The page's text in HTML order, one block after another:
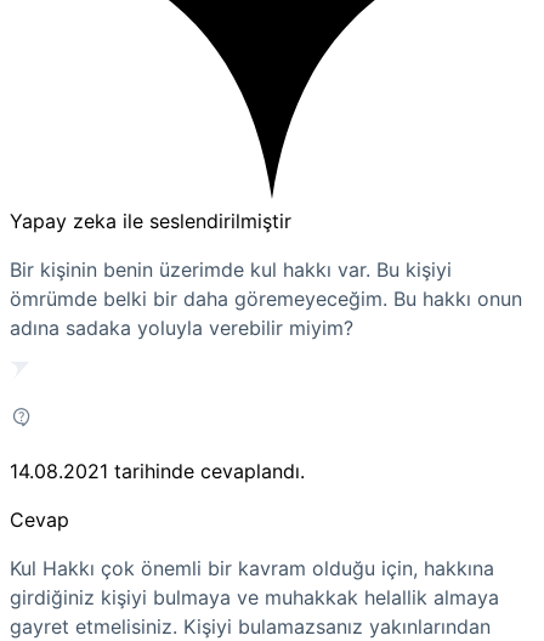
Yapay zeka ile seslendirilmiştir
Bir kişinin benin üzerimde kul hakkı var. Bu kişiyi
ömrümde belki bir daha göremeyeceğim. Bu hakkı onun
adına sadaka yoluyla verebilir miyim?
14.08.2021 tarihinde cevaplandı.
Cevap
Kul Hakkı çok önemli bir kavram olduğu için, hakkına
girdiğiniz kişiyi bulmaya ve muhakkak helallik almaya
gayret etmelisiniz. Kişiyi bulamazsanız yakınlarından